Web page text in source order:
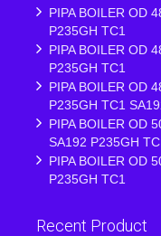
PIPA BOILER OD
P235GH TC1
PIPA BOILER OD
P235GH TC1
PIPA BOILER OD
P235GH TC1
PIPA BOILER OD
SA192 P235GH
PIPA BOILER OD
P235GH TC1
Recent Product